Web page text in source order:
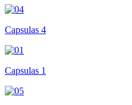
Capsulas 4
Capsulas 1